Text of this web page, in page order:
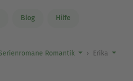
Blog Hilfe
Romantik Erika